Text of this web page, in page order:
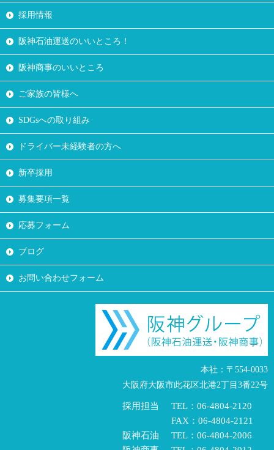
採用情報
阪神石油運送のいいところ！
阪神商事のいいところ
ご家族の皆様へ
SDGsへの取り組み
ドライバー未経験者の方へ
新卒採用
募集要項一覧
応募フォーム
ブログ
お問い合わせフォーム
本社：〒554-0033
大阪府大阪市此花区北港2丁目3番22号
採用担当
TEL：06-4804-2120
FAX：06-4804-2121
阪神石油
TEL：06-4804-2006